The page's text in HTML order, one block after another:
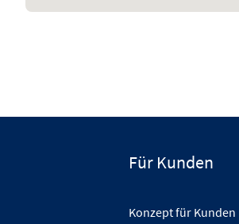
Für Kunden
Konzept für Kunden